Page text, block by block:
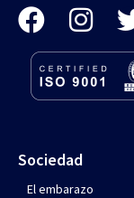
Sociedad
El embarazo